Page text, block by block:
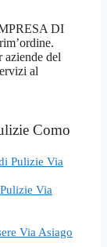
DI
del
al
Como
Pulizie Via
Via
Via Asiago